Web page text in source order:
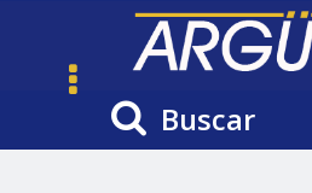
Buscar